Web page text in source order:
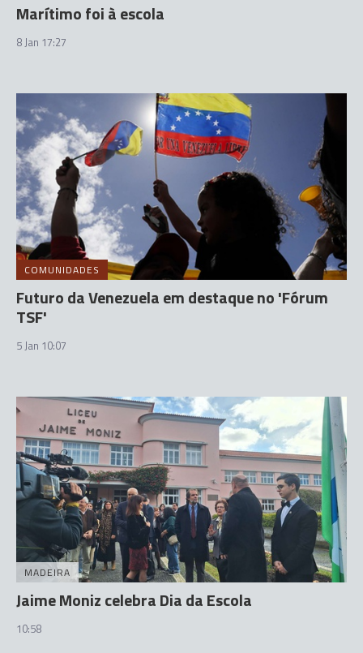
Marítimo foi à escola
8 Jan 17:27
COMUNIDADES
Futuro da Venezuela em destaque no 'Fórum
TSF'
5 Jan 10:07
MADEIRA
Jaime Moniz celebra Dia da Escola
10:58